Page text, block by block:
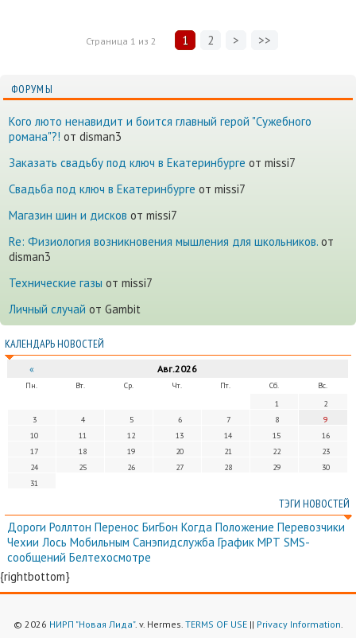
Страница 1 из 2 1 2 > >>
ФОРУМЫ
Кого люто ненавидит и боится главный герой "Сужебного
романа"?! от disman3
Заказать свадьбу под ключ в Екатеринбурге от missi7
Cвадьба под ключ в Екатеринбурге от missi7
Магазин шин и дисков от missi7
Re: Физиология возникновения мышления для школьников. от
disman3
Технические газы от missi7
Личный случай от Gambit
КАЛЕНДАРЬ НОВОСТЕЙ
« Авг.2026
Пн. Вт. Ср. Чт. Пт. Сб.
Вс.
1
2
3
4 5 6 7 8
9
10
11 12 13 14 15
16
17
18 19 20 21 22
23
24
25 26 27 28 29
30
31
ТЭГИ НОВОСТЕЙ
Дороги Роллтон Перенос БигБон Когда Положение Перевозчики
Чехии Лось Мобильным Санэпидслужба График МРТ SMS-
сообщений Белтехосмотре
{rightbottom}
© 2026 НИРП "Новая Лида". v. Hermes. TERMS OF USE|| Privacy Information.